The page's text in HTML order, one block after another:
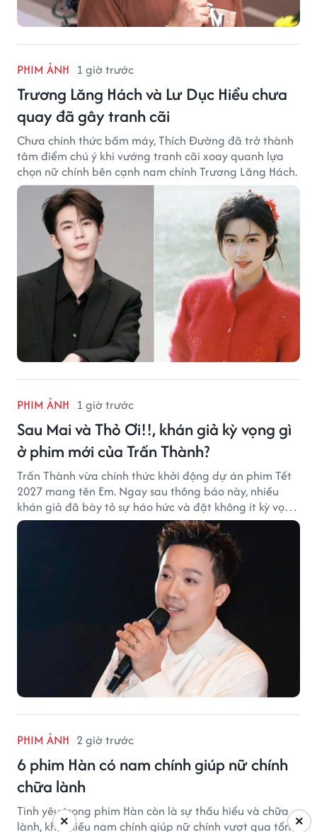
PHIM ẢNH 1 giờ trước
Trương Lăng Hách và Lư Dục Hiểu chưa
quay đã gây tranh cãi
Chưa chính thức bấm máy, Thích Đường đã trở thành
tâm điểm chú ý khi vướng tranh cãi xoay quanh lựa
chọn nữ chính bên cạnh nam chính Trương Lăng Hách.
PHIM ẢNH 1 giờ trước
Sau Mai và Thỏ Ơi!!, khán giả kỳ vọng gì
ở phim mới của Trấn Thành?
Trấn Thành vừa chính thức khởi động dự án phim Tết
2027 mang tên Em. Ngay sau thông báo này, nhiều
khán giả đã bày tỏ sự háo hức và đặt không ít kỳ vọng
vào bộ phim mới của Trấn Thành.
PHIM ẢNH 2 giờ trước
6 phim Hàn có nam chính giúp nữ chính
chữa lành
Tình yêu trong phim Hàn còn là sự thấu hiểu và chữa
lành, khi nhiều nam chính giúp nữ chính vượt qua tổn ×
×